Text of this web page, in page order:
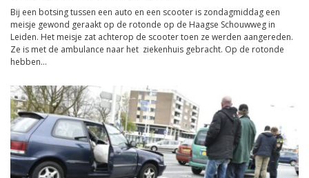
Bij een botsing tussen een auto en een scooter is zondagmiddag een
meisje gewond geraakt op de rotonde op de Haagse Schouwweg in
Leiden. Het meisje zat achterop de scooter toen ze werden aangereden.
Ze is met de ambulance naar het ziekenhuis gebracht. Op de rotonde
hebben...